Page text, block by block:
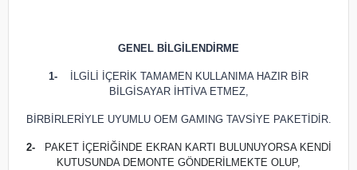
GENEL BİLGİLENDİRME
1-
İLGİLİ İÇERİK TAMAMEN KULLANIMA HAZIR BİR
BİLGİSAYAR İHTİVA ETMEZ,
BİRBİRLERİYLE UYUMLU OEM GAMING TAVSİYE PAKETİDİR.
2-
PAKET İÇERİĞİNDE EKRAN KARTI BULUNUYORSA KENDİ
KUTUSUNDA DEMONTE GÖNDERİLMEKTE OLUP,